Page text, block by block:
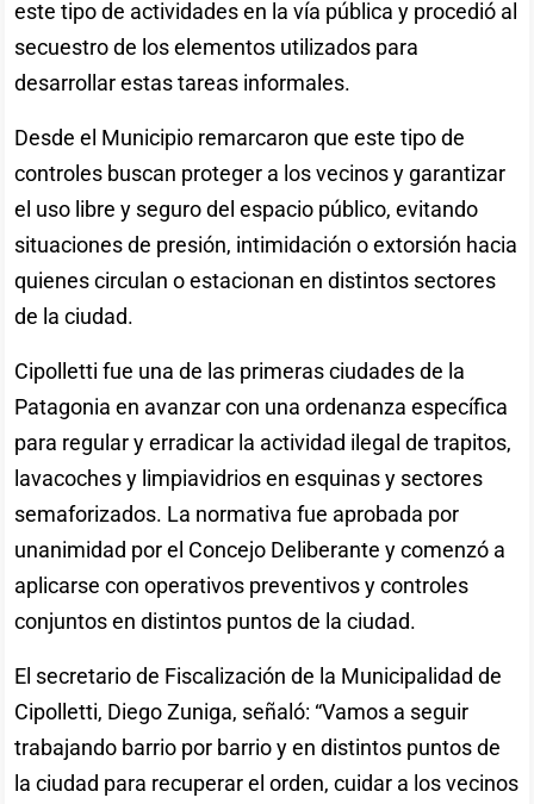
este tipo de actividades en la vía pública y procedió al
secuestro de los elementos utilizados para
desarrollar estas tareas informales.
Desde el Municipio remarcaron que este tipo de
controles buscan proteger a los vecinos y garantizar
el uso libre y seguro del espacio público, evitando
situaciones de presión, intimidación o extorsión hacia
quienes circulan o estacionan en distintos sectores
de la ciudad.
Cipolletti fue una de las primeras ciudades de la
Patagonia en avanzar con una ordenanza específica
para regular y erradicar la actividad ilegal de trapitos,
lavacoches y limpiavidrios en esquinas y sectores
semaforizados. La normativa fue aprobada por
unanimidad por el Concejo Deliberante y comenzó a
aplicarse con operativos preventivos y controles
conjuntos en distintos puntos de la ciudad.
El secretario de Fiscalización de la Municipalidad de
Cipolletti, Diego Zuniga, señaló: “Vamos a seguir
trabajando barrio por barrio y en distintos puntos de
la ciudad para recuperar el orden, cuidar a los vecinos